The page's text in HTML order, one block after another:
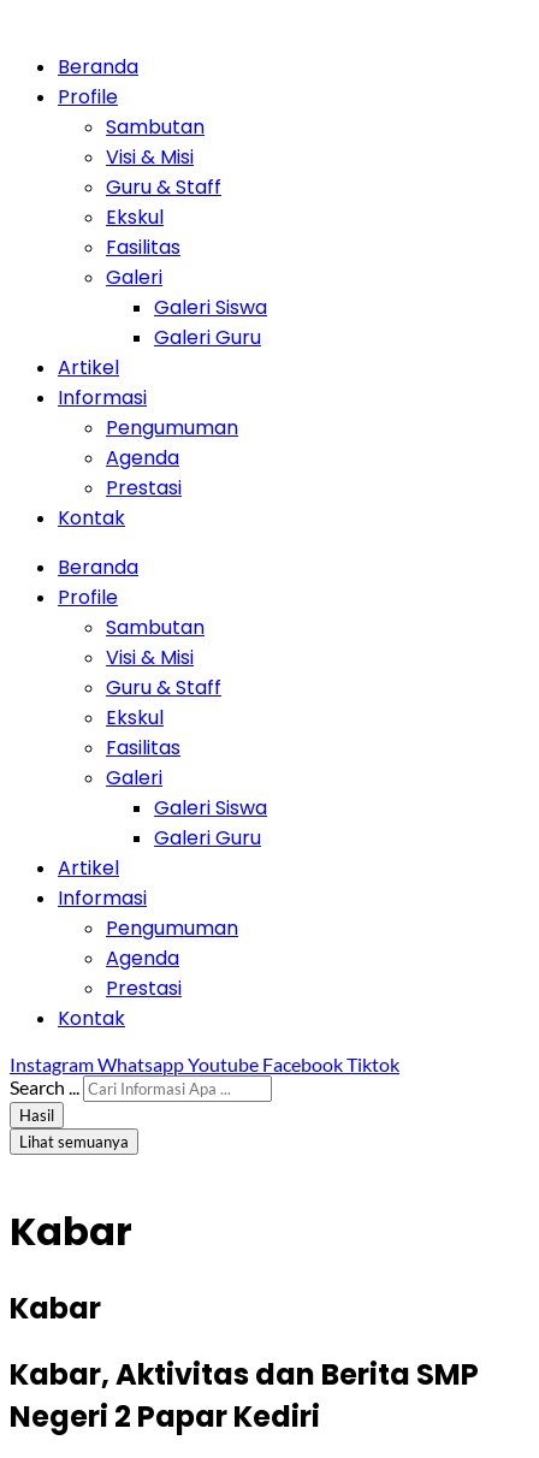
Beranda
Profile
Sambutan
Visi & Misi
Guru & Staff
Ekskul
Fasilitas
Galeri
Galeri Siswa
Galeri Guru
Artikel
Informasi
Pengumuman
Agenda
Prestasi
Kontak
Beranda
Profile
Sambutan
Visi & Misi
Guru & Staff
Ekskul
Fasilitas
Galeri
Galeri Siswa
Galeri Guru
Artikel
Informasi
Pengumuman
Agenda
Prestasi
Kontak
InstagramWhatsappYoutube FacebookTiktok
Search ...
Hasil
Lihat semuanya
Kabar
Kabar
Kabar, Aktivitas dan Berita SMP
Negeri 2 Papar Kediri